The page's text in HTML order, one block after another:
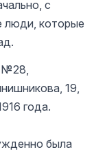
с
люди, которые
№28,
19,
года.
была